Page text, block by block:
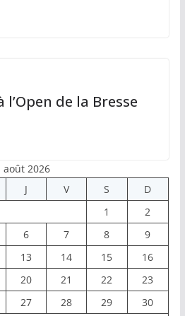
de la Bresse
août 2026
J V S
D
1
2
6 7 8
9
13 14 15
16
20 21 22
23
27 28 29 30